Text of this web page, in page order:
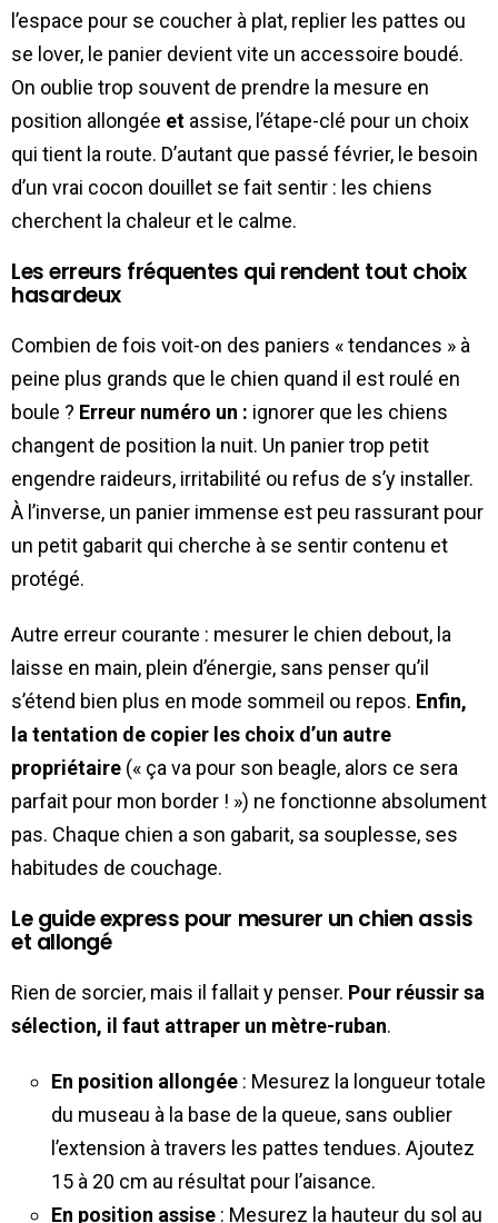
l’espace pour se coucher à plat, replier les pattes ou
se lover, le panier devient vite un accessoire boudé.
On oublie trop souvent de prendre la mesure en
position allongée et assise, l’étape-clé pour un choix
qui tient la route. D’autant que passé février, le besoin
d’un vrai cocon douillet se fait sentir : les chiens
cherchent la chaleur et le calme.
Les erreurs fréquentes qui rendent tout choix
hasardeux
Combien de fois voit-on des paniers « tendances » à
peine plus grands que le chien quand il est roulé en
boule ? Erreur numéro un : ignorer que les chiens
changent de position la nuit. Un panier trop petit
engendre raideurs, irritabilité ou refus de s’y installer.
À l’inverse, un panier immense est peu rassurant pour
un petit gabarit qui cherche à se sentir contenu et
protégé.
Autre erreur courante : mesurer le chien debout, la
laisse en main, plein d’énergie, sans penser qu’il
s’étend bien plus en mode sommeil ou repos. Enfin,
la tentation de copier les choix d’un autre
propriétaire (« ça va pour son beagle, alors ce sera
parfait pour mon border ! ») ne fonctionne absolument
pas. Chaque chien a son gabarit, sa souplesse, ses
habitudes de couchage.
Le guide express pour mesurer un chien assis
et allongé
Rien de sorcier, mais il fallait y penser. Pour réussir sa
sélection, il faut attraper un mètre-ruban.
En position allongée : Mesurez la longueur totale
du museau à la base de la queue, sans oublier
l’extension à travers les pattes tendues. Ajoutez
15 à 20 cm au résultat pour l’aisance.
En position assise : Mesurez la hauteur du sol au